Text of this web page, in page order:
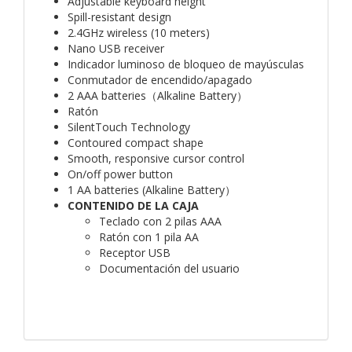
Spill-resistant design
2.4GHz wireless (10 meters)
Nano USB receiver
Indicador luminoso de bloqueo de mayúsculas
Conmutador de encendido/apagado
2 AAA batteries（Alkaline Battery）
Ratón
SilentTouch Technology
Contoured compact shape
Smooth, responsive cursor control
On/off power button
1 AA batteries (Alkaline Battery）
CONTENIDO DE LA CAJA
Teclado con 2 pilas AAA
Ratón con 1 pila AA
Receptor USB
Documentación del usuario